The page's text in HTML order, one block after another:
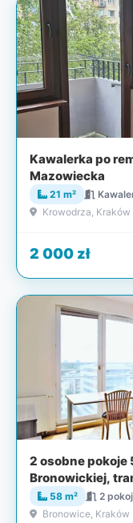
Kawalerka po
Mazowiecka
21 m²
Krowodrza, Kraków
2 000 zł
2 osobne pokoje
Bronowickiej,
58 m² 2
Bronowice, Kraków